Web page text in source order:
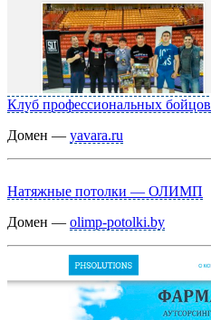
Клуб профессиональных бойцов
Домен — yavara.ru
Натяжные потолки — ОЛИМП
Домен — olimp-potolki.by